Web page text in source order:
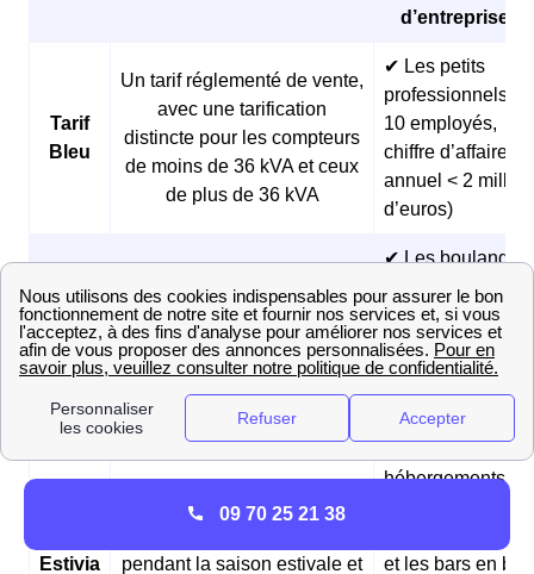
d’entreprises
Tarif
Bleu
Un tarif réglementé de vente,
avec une tarification
distincte pour les compteurs
de moins de 36 kVA et ceux
de plus de 36 kVA
✔ Les petits
professionnels (<
10 employés,
chiffre d’affaires
annuel < 2
d’euros)
Offre
Matina
Des prix fixes sur 3 ans et
des tarifs réduits pendant les
heures creuses du matin
✔ Les
et les pâtisseries
✔ Les fermes
✔ Les
professionnels
matinaux
Estivia
Des prix fixes sur 3 ans et
pendant la saison estivale et
hébergements
✔ Les restaurants
et les bars en
09 70 25 21 38